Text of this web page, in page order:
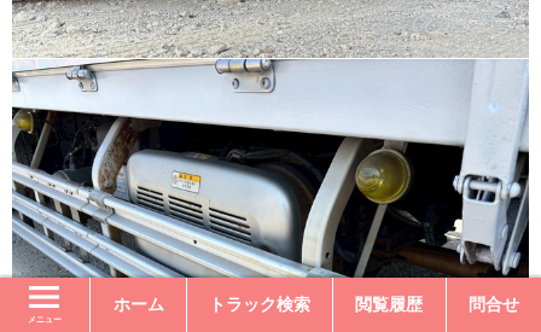
メニュー
ホーム トラック検索 閲覧履歴 問合せ